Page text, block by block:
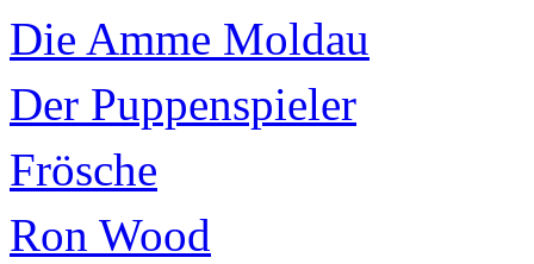
Die Amme Moldau
Der Puppenspieler
Frösche
Ron Wood